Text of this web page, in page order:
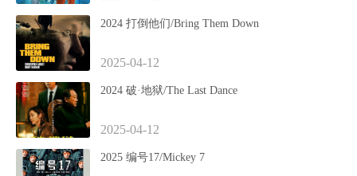
2024 打倒他们/Bring Them Down
2025-04-12
2024 破·地狱/The Last Dance
2025-04-12
2025 编号17/Mickey 7